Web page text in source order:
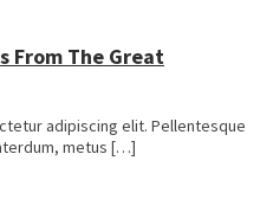
From The Great
adipiscing elit. Pellentesque
metus […]